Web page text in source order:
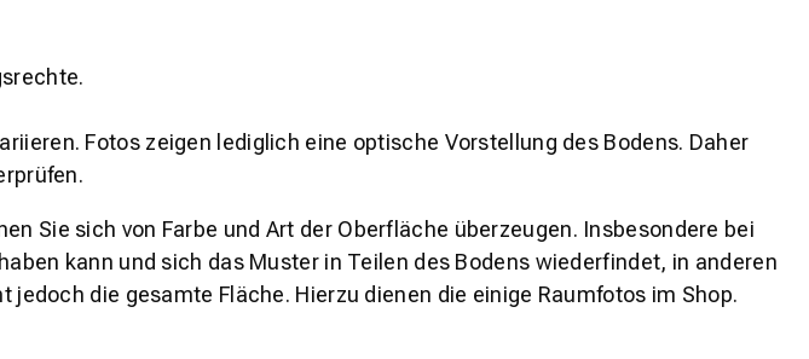
Fotos zeigen lediglich eine optische Vorstellung des Bodens. Daher
Sie sich von Farbe und Art der Oberfläche überzeugen. Insbesondere bei
kann und sich das Muster in Teilen des Bodens wiederfindet, in anderen
die gesamte Fläche. Hierzu dienen die einige Raumfotos im Shop.